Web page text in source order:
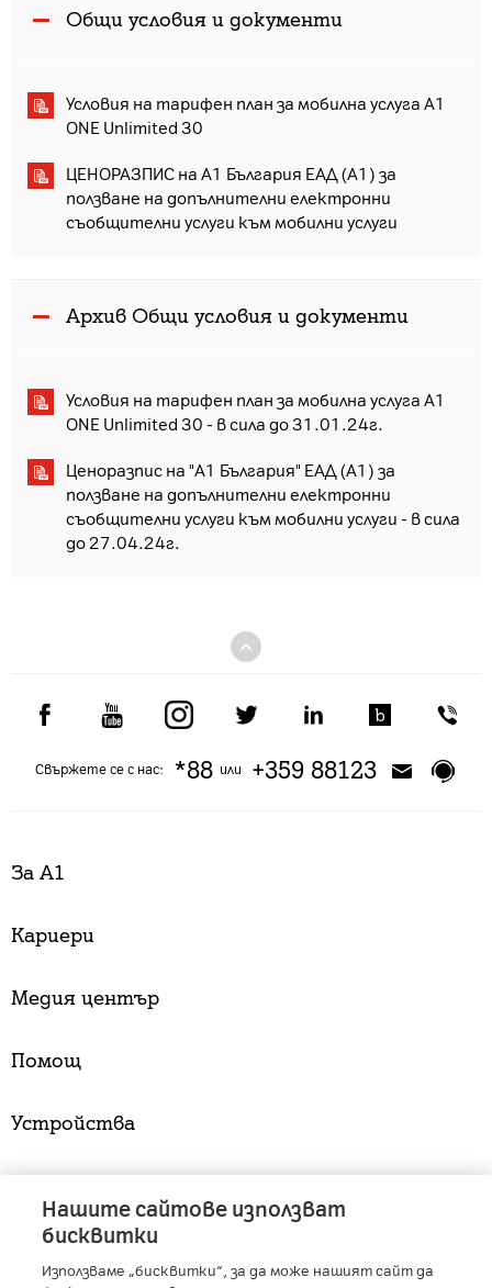
Общи условия и документи
Условия на тарифен план за мобилна услуга A1
ONE Unlimited 30
ЦЕНОРАЗПИС на А1 България ЕАД (А1) за
ползване на допълнителни електронни
съобщителни услуги към мобилни услуги
Архив Общи условия и документи
Условия на тарифен план за мобилна услуга A1
ONE Unlimited 30 - в сила до 31.01.24г.
Ценоразпис на "А1 България" ЕАД (А1) за
ползване на допълнителни електронни
съобщителни услуги към мобилни услуги - в сила
до 27.04.24г.
Свържете се с нас: *88или +359 88123
За А1
Кариери
Медия център
Помощ
Устройства
Нашите сайтове използват
бисквитки
Използваме „бисквитки“, за да може нашият сайт да